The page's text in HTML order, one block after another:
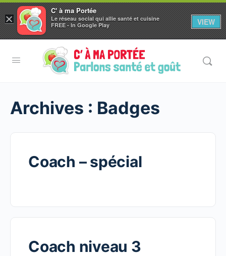
Aller au
contenu
Archives : Badges
Coach – spécial
Coach niveau 3
×
C' à ma Portée
Le réseau social qui allie santé et cuisine
FREE - In Google Play
VIEW